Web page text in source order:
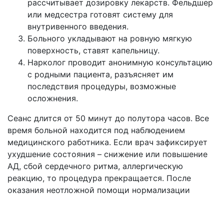
рассчитывает дозировку лекарств. Фельдшер
или медсестра готовят систему для
внутривенного введения.
Больного укладывают на ровную мягкую
поверхность, ставят капельницу.
Нарколог проводит анонимную консультацию
с родными пациента, разъясняет им
последствия процедуры, возможные
осложнения.
Сеанс длится от 50 минут до полутора часов. Все
время больной находится под наблюдением
медицинского работника. Если врач зафиксирует
ухудшение состояния – снижение или повышение
АД, сбой сердечного ритма, аллергическую
реакцию, то процедура прекращается. После
оказания неотложной помощи нормализации